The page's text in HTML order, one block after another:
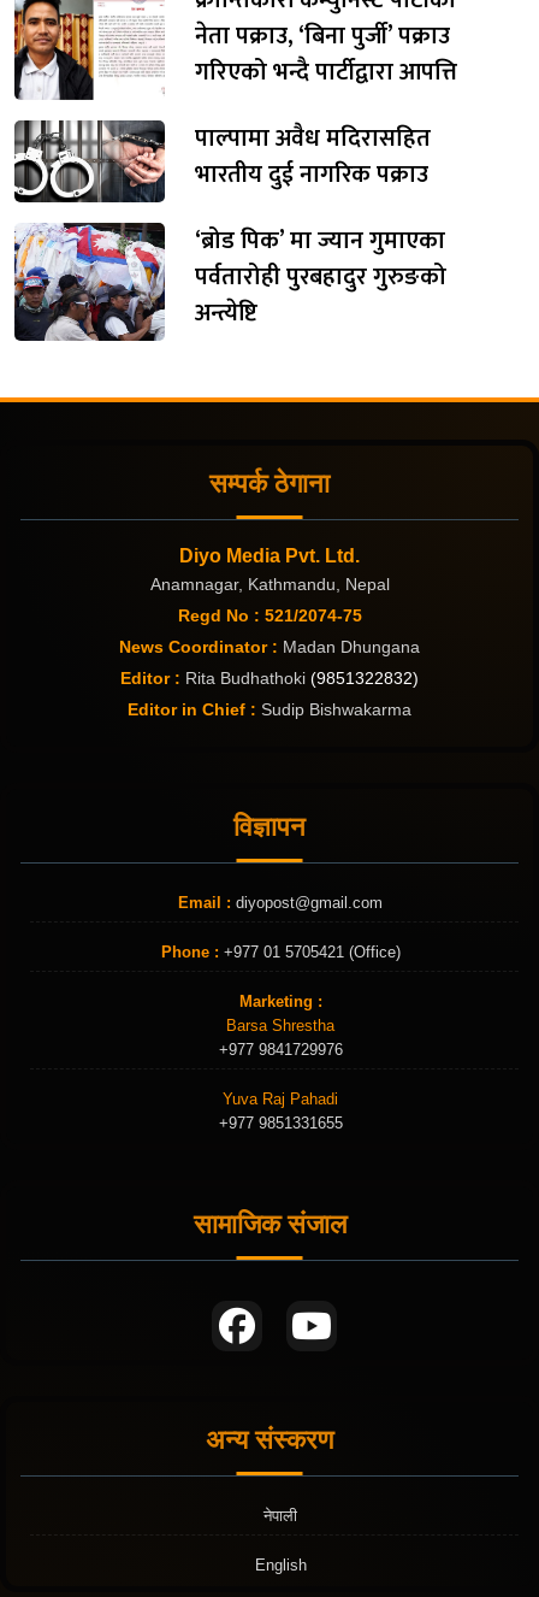
नेता पक्राउ, ‘बिना पुर्जी’ पक्राउ
गरिएको भन्दै पार्टीद्वारा आपत्ति
पाल्पामा अवैध मदिरासहित
भारतीय दुई नागरिक पक्राउ
‘ब्रोड पिक’ मा ज्यान गुमाएका
पर्वतारोही पुरबहादुर गुरुङको
अन्त्येष्टि
सम्पर्क ठेगाना
Diyo Media Pvt. Ltd.
Anamnagar, Kathmandu, Nepal
Regd No : 521/2074-75
News Coordinator : Madan Dhungana
Editor : Rita Budhathoki (9851322832)
Editor in Chief : Sudip Bishwakarma
विज्ञापन
Email : diyopost@gmail.com
Phone : +977 01 5705421 (Office)
Marketing :
Barsa Shrestha
+977 9841729976
Yuva Raj Pahadi
+977 9851331655
सामाजिक संजाल
अन्य संस्करण
नेपाली
English